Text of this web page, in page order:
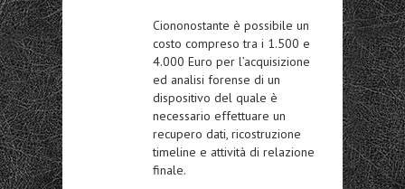
Ciononostante è possibile un
costo compreso tra i 1.500 e
4.000 Euro per l’acquisizione
ed analisi forense di un
dispositivo del quale è
necessario effettuare un
recupero dati, ricostruzione
timeline e attività di relazione
finale.